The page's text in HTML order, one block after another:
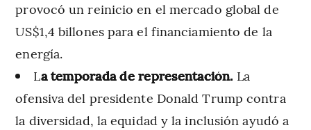
provocó un reinicio en el mercado global de
US$1,4 billones para el financiamiento de la
energía.
La temporada de representación. La
ofensiva del presidente Donald Trump contra
la diversidad, la equidad y la inclusión ayudó a